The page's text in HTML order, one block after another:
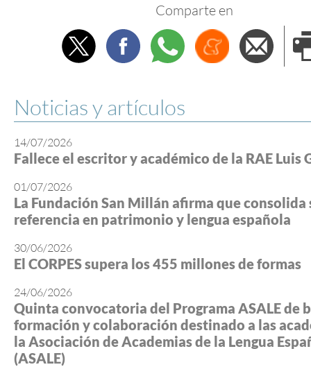
Comparte en
TwitterFacebookWhatsappMenéame
Noticias y artículos
14/07/2026
Fallece el escritor y académico de la RAE Luis
01/07/2026
La Fundación San Millán afirma que consolida
referencia en patrimonio y lengua española
30/06/2026
El CORPES supera los 455 millones de formas
24/06/2026
Quinta convocatoria del Programa ASALE de
formación y colaboración destinado a las
la Asociación de Academias de la Lengua
(ASALE)